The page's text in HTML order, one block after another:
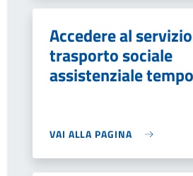
Accedere al
trasporto sociale
assistenziale
VAI ALLA PAGINA